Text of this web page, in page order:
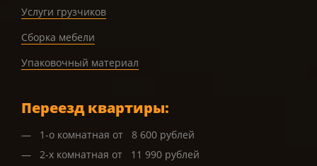
Услуги грузчиков
Сборка мебели
Упаковочный материал
Переезд квартиры:
1-о комнатная от 8 600 рублей
2-х комнатная от 11 990 рублей